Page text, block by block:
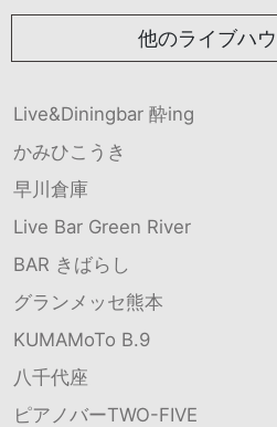
他のライブハ
Live&Diningbar 酔ing
かみひこうき
早川倉庫
Live Bar Green River
BAR きばらし
グランメッセ熊本
KUMAMoTo B.9
八千代座
ピアノバーTWO-FIVE